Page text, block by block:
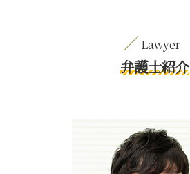
弁護士紹介